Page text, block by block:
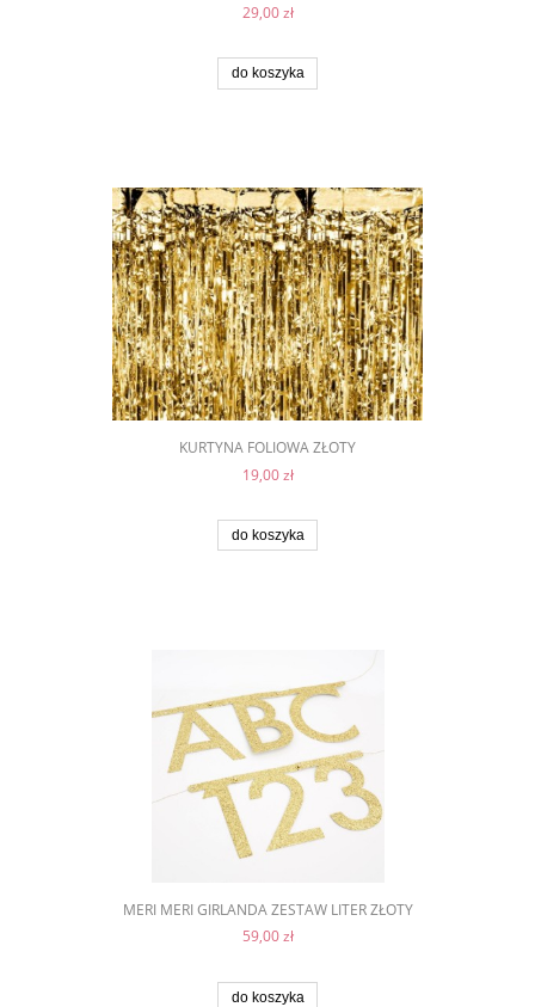
29,00 zł
do koszyka
KURTYNA FOLIOWA ZŁOTY
19,00 zł
do koszyka
MERI MERI GIRLANDA ZESTAW LITER ZŁOTY
59,00 zł
do koszyka